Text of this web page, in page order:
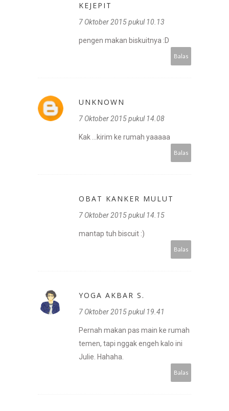
KEJEPIT
7 Oktober 2015 pukul 10.13
pengen makan biskuitnya :D
Balas
UNKNOWN
7 Oktober 2015 pukul 14.08
Kak ...kirim ke rumah yaaaaa
Balas
OBAT KANKER MULUT
7 Oktober 2015 pukul 14.15
mantap tuh biscuit :)
Balas
YOGA AKBAR S.
7 Oktober 2015 pukul 19.41
Pernah makan pas main ke rumah
temen, tapi nggak engeh kalo ini
Julie. Hahaha.
Balas